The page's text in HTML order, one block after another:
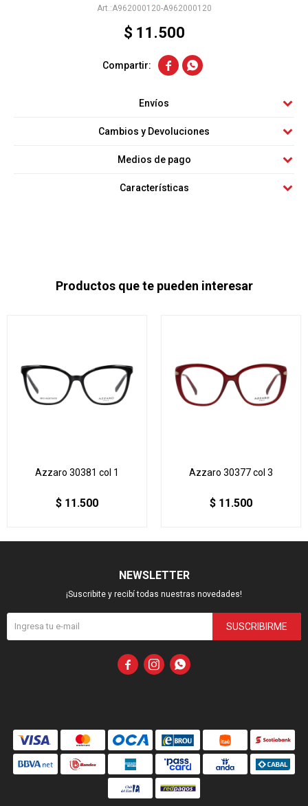
A962000120-A962000120
$ 11.500
 
Envíos
Cambios y Devoluciones
Medios de pago
Características
Productos que te pueden interesar
Azzaro 30381 col 1
$ 11.500
Azzaro 30377 col 3
$ 11.500
NEWSLETTER
¡Suscribite y recibí todas nuestras novedades!
SUSCRIBIRME
  